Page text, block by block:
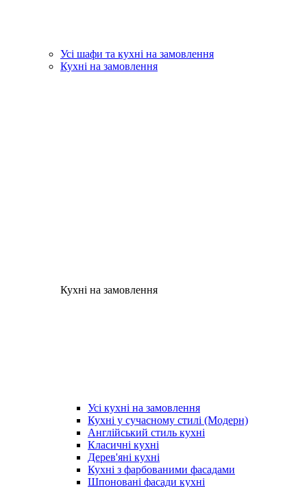
Усі шафи та кухні на замовлення
Кухні на замовлення
Кухні на замовлення
Усі кухні на замовлення
Кухні у сучасному стилі (Модерн)
Англійський стиль кухні
Класичні кухні
Дерев'яні кухні
Кухні з фарбованими фасадами
Шпоновані фасади кухні